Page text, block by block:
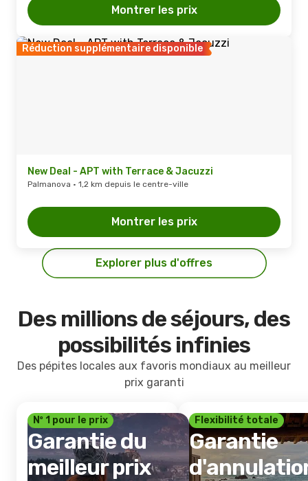
Montrer les prix
Réduction supplémentaire disponible
New Deal - APT with Terrace & Jacuzzi
Palmanova · 1,2 km depuis le centre-ville
Montrer les prix
Explorer plus d'offres
Des millions de séjours, des
possibilités infinies
Des pépites locales aux favoris mondiaux au meilleur
prix garanti
Nº 1 pour le prix
Garantie du
meilleur prix
Flexibilité totale
Garantie